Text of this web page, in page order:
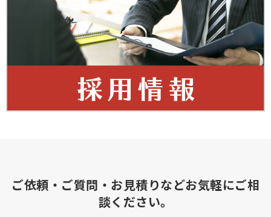
ご依頼・ご質問・お見積りなどお気軽にご相
談ください。